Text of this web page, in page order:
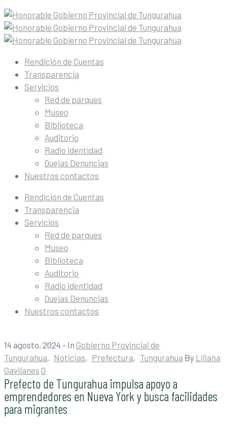
Rendición de Cuentas
Transparencia
Servicios
Red de parques
Museo
Biblioteca
Auditorio
Radio identidad
Quejas Denuncias
Nuestros contactos
Rendición de Cuentas
Transparencia
Servicios
Red de parques
Museo
Biblioteca
Auditorio
Radio identidad
Quejas Denuncias
Nuestros contactos
14 agosto, 2024 - In Gobierno Provincial de
Tungurahua‚ Noticias‚ Prefectura‚ Tungurahua By Liliana
Gavilanes 0
Prefecto de Tungurahua impulsa apoyo a
emprendedores en Nueva York y busca facilidades
para migrantes